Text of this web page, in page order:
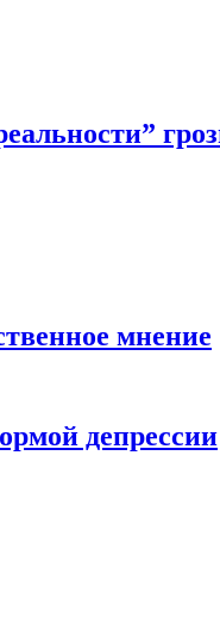
мнение
депрессии